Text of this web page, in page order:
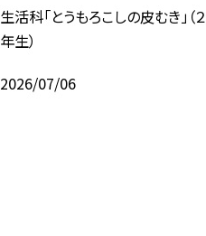
生活科「とうもろこしの皮むき」（２
年生）
2026/07/06